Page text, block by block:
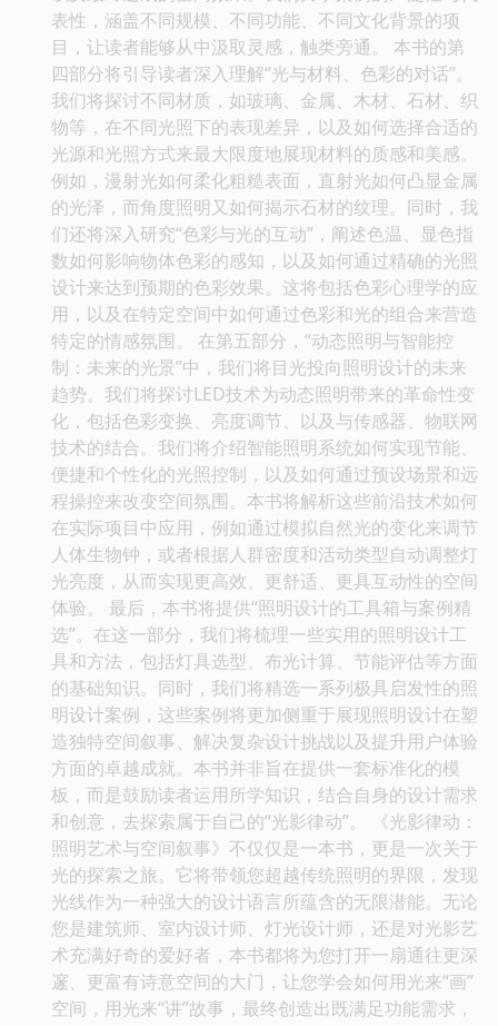
表性，涵盖不同规模、不同功能、不同文化背景的项
目，让读者能够从中汲取灵感，触类旁通。 本书的第
四部分将引导读者深入理解“光与材料、色彩的对话”。
我们将探讨不同材质，如玻璃、金属、木材、石材、织
物等，在不同光照下的表现差异，以及如何选择合适的
光源和光照方式来最大限度地展现材料的质感和美感。
例如，漫射光如何柔化粗糙表面，直射光如何凸显金属
的光泽，而角度照明又如何揭示石材的纹理。同时，我
们还将深入研究“色彩与光的互动”，阐述色温、显色指
数如何影响物体色彩的感知，以及如何通过精确的光照
设计来达到预期的色彩效果。这将包括色彩心理学的应
用，以及在特定空间中如何通过色彩和光的组合来营造
特定的情感氛围。 在第五部分，“动态照明与智能控
制：未来的光景”中，我们将目光投向照明设计的未来
趋势。我们将探讨LED技术为动态照明带来的革命性变
化，包括色彩变换、亮度调节、以及与传感器、物联网
技术的结合。我们将介绍智能照明系统如何实现节能、
便捷和个性化的光照控制，以及如何通过预设场景和远
程操控来改变空间氛围。本书将解析这些前沿技术如何
在实际项目中应用，例如通过模拟自然光的变化来调节
人体生物钟，或者根据人群密度和活动类型自动调整灯
光亮度，从而实现更高效、更舒适、更具互动性的空间
体验。 最后，本书将提供“照明设计的工具箱与案例精
选”。在这一部分，我们将梳理一些实用的照明设计工
具和方法，包括灯具选型、布光计算、节能评估等方面
的基础知识。同时，我们将精选一系列极具启发性的照
明设计案例，这些案例将更加侧重于展现照明设计在塑
造独特空间叙事、解决复杂设计挑战以及提升用户体验
方面的卓越成就。本书并非旨在提供一套标准化的模
板，而是鼓励读者运用所学知识，结合自身的设计需求
和创意，去探索属于自己的“光影律动”。 《光影律动：
照明艺术与空间叙事》不仅仅是一本书，更是一次关于
光的探索之旅。它将带领您超越传统照明的界限，发现
光线作为一种强大的设计语言所蕴含的无限潜能。无论
您是建筑师、室内设计师、灯光设计师，还是对光影艺
术充满好奇的爱好者，本书都将为您打开一扇通往更深
邃、更富有诗意空间的大门，让您学会如何用光来“画”
空间，用光来“讲”故事，最终创造出既满足功能需求，